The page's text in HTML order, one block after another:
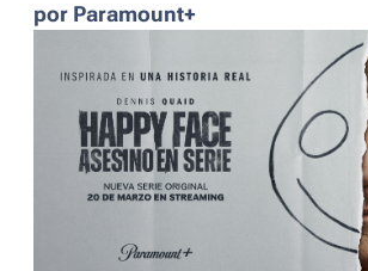
por Paramount+